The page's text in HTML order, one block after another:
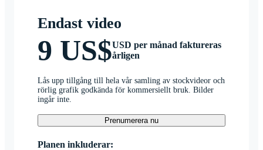
Endast video
9 US$USD per månad faktureras
årligen
Lås upp tillgång till hela vår samling av stockvideor och
rörlig grafik godkända för kommersiellt bruk. Bilder
ingår inte.
Prenumerera nu
Planen inkluderar: